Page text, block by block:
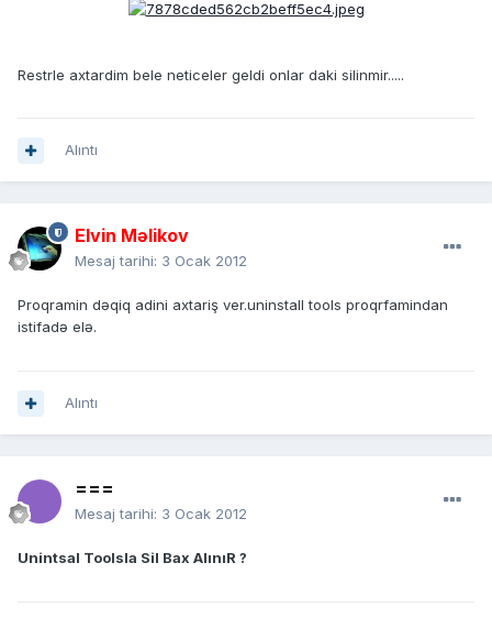
Restrle axtardim bele neticeler geldi onlar daki silinmir.....
Alıntı
Elvin Məlikov
Mesaj tarihi: 3 Ocak 2012
Proqramin dəqiq adini axtariş ver.uninstall tools proqrfamindan
istifadə elə.
Alıntı
===
Mesaj tarihi: 3 Ocak 2012
Unintsal Toolsla Sil Bax AlınıR ?